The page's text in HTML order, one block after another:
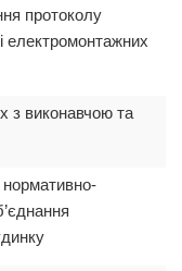
протоколу
електромонтажних
з виконавчою та
нормативно-